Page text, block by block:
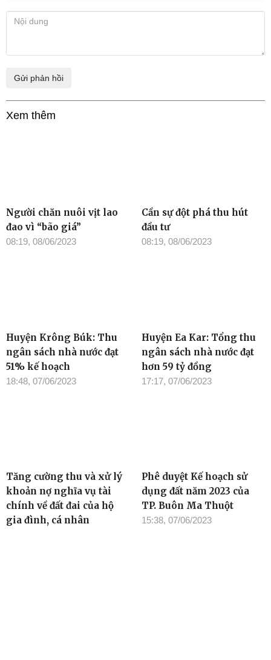
Xem thêm
Người chăn nuôi vịt lao
đao vì “bão giá”
08:19, 08/06/2023
Cần sự đột phá thu hút
đầu tư
08:19, 08/06/2023
Huyện Krông Búk: Thu
ngân sách nhà nước đạt
51% kế hoạch
18:48, 07/06/2023
Huyện Ea Kar: Tổng thu
ngân sách nhà nước đạt
hơn 59 tỷ đồng
17:17, 07/06/2023
Tăng cường thu và xử lý
khoản nợ nghĩa vụ tài
chính về đất đai của hộ
gia đình, cá nhân
Phê duyệt Kế hoạch sử
dụng đất năm 2023 của
TP. Buôn Ma Thuột
15:38, 07/06/2023